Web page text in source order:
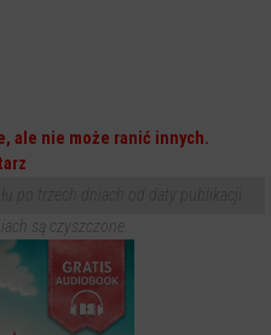
ale nie może ranić innych.
są czyszczone.